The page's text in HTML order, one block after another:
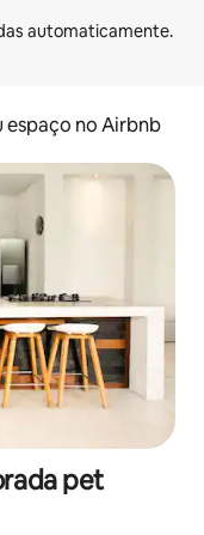
espaço no Airbnb
pet